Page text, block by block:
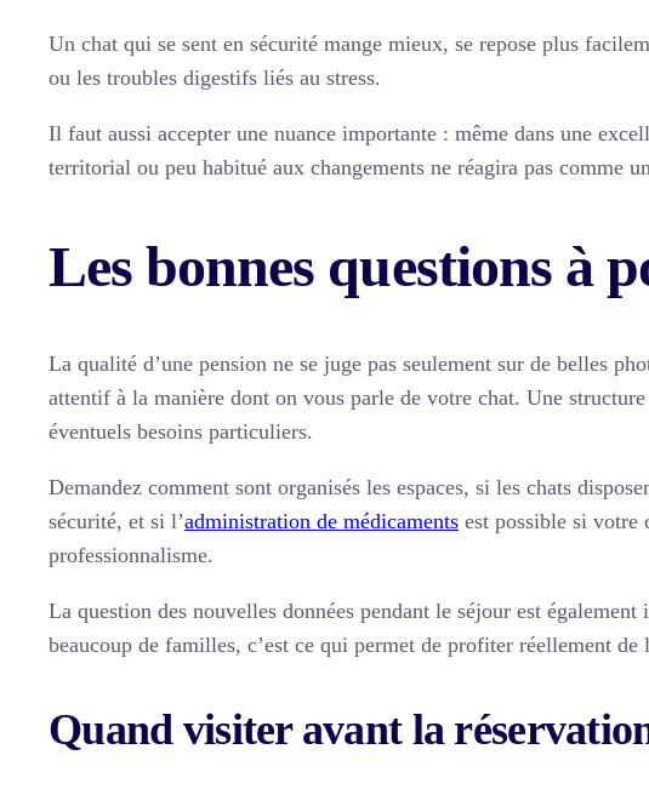
Un chat qui se sent en sécurité mange mieux, se repose plus
ou les troubles digestifs liés au stress.
Il faut aussi accepter une nuance importante : même dans une
territorial ou peu habitué aux changements ne réagira pas comme
Les bonnes questions à
La qualité d’une pension ne se juge pas seulement sur de belles
attentif à la manière dont on vous parle de votre chat. Une
éventuels besoins particuliers.
Demandez comment sont organisés les espaces, si les chats
sécurité, et si l’administration de médicaments est possible si votre
professionnalisme.
La question des nouvelles données pendant le séjour est
beaucoup de familles, c’est ce qui permet de profiter réellement de
Quand visiter avant la